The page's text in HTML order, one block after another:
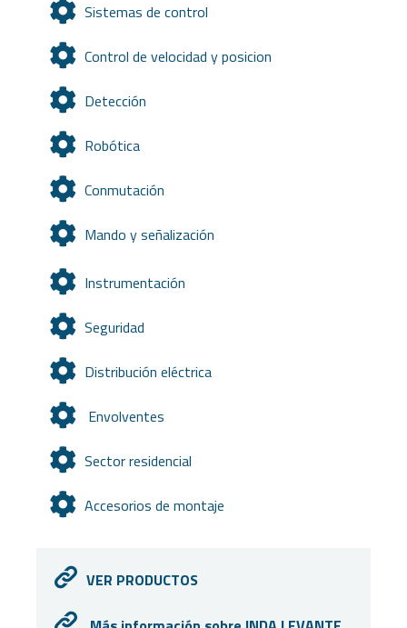
Sistemas de control
Control de velocidad y posicion
Detección
Robótica
Conmutación
Mando y señalización
Instrumentación
Seguridad
Distribución eléctrica
Envolventes
Sector residencial
Accesorios de montaje
VER PRODUCTOS